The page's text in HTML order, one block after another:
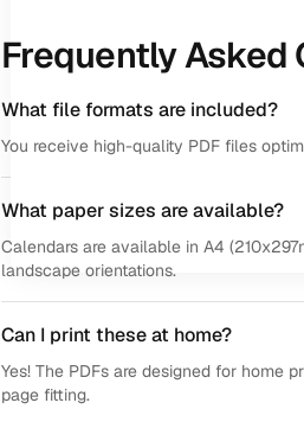
Frequently Asked
What file formats are included?
You receive high-quality PDF files
What paper sizes are available?
Calendars are available in A4
landscape orientations.
Can I print these at home?
Yes! The PDFs are designed for home
page fitting.